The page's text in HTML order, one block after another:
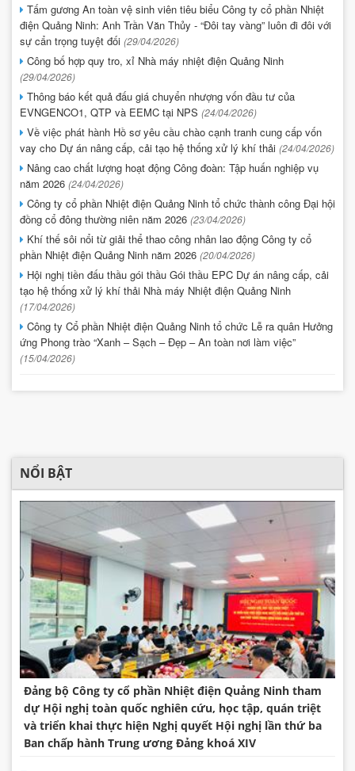
Tấm gương An toàn vệ sinh viên tiêu biểu Công ty cổ phần Nhiệt
điện Quảng Ninh: Anh Trần Văn Thủy - “Đôi tay vàng” luôn đi đôi với
sự cẩn trọng tuyệt đối (29/04/2026)
Công bố hợp quy tro, xỉ Nhà máy nhiệt điện Quảng Ninh
(29/04/2026)
Thông báo kết quả đấu giá chuyển nhượng vốn đầu tư của
EVNGENCO1, QTP và EEMC tại NPS (24/04/2026)
Về việc phát hành Hồ sơ yêu cầu chào cạnh tranh cung cấp vốn
vay cho Dự án nâng cấp, cải tạo hệ thống xử lý khí thải (24/04/2026)
Nâng cao chất lượng hoạt động Công đoàn: Tập huấn nghiệp vụ
năm 2026 (24/04/2026)
Công ty cổ phần Nhiệt điện Quảng Ninh tổ chức thành công Đại hội
đồng cổ đông thường niên năm 2026 (23/04/2026)
Khí thế sôi nổi từ giải thể thao công nhân lao động Công ty cổ
phần Nhiệt điện Quảng Ninh năm 2026 (20/04/2026)
Hội nghị tiền đấu thầu gói thầu Gói thầu EPC Dự án nâng cấp, cải
tạo hệ thống xử lý khí thải Nhà máy Nhiệt điện Quảng Ninh
(17/04/2026)
Công ty Cổ phần Nhiệt điện Quảng Ninh tổ chức Lễ ra quân Hưởng
ứng Phong trào “Xanh – Sạch – Đẹp – An toàn nơi làm việc”
(15/04/2026)
NỔI BẬT
Đảng bộ Công ty cổ phần Nhiệt điện Quảng Ninh tham
dự Hội nghị toàn quốc nghiên cứu, học tập, quán triệt
và triển khai thực hiện Nghị quyết Hội nghị lần thứ ba
Ban chấp hành Trung ương Đảng khoá XIV